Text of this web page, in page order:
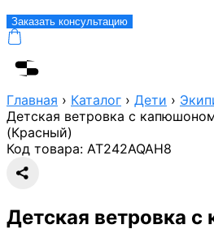
Заказать консультацию
Главная › Каталог › Дети ›
Детская ветровка с
(Красный)
Код товара: AT242AQAH8
Детская ветровка